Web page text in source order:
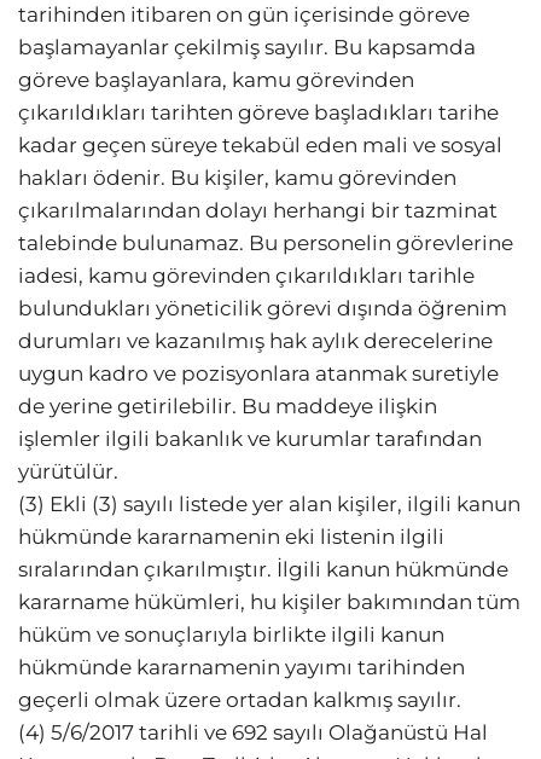
tarihinden itibaren on gün içerisinde göreve
başlamayanlar çekilmiş sayılır. Bu kapsamda
göreve başlayanlara, kamu görevinden
çıkarıldıkları tarihten göreve başladıkları tarihe
kadar geçen süreye tekabül eden mali ve sosyal
hakları ödenir. Bu kişiler, kamu görevinden
çıkarılmalarından dolayı herhangi bir tazminat
talebinde bulunamaz. Bu personelin görevlerine
iadesi, kamu görevinden çıkarıldıkları tarihle
bulundukları yöneticilik görevi dışında öğrenim
durumları ve kazanılmış hak aylık derecelerine
uygun kadro ve pozisyonlara atanmak suretiyle
de yerine getirilebilir. Bu maddeye ilişkin
işlemler ilgili bakanlık ve kurumlar tarafından
yürütülür.
(3) Ekli (3) sayılı listede yer alan kişiler, ilgili kanun
hükmünde kararnamenin eki listenin ilgili
sıralarından çıkarılmıştır. İlgili kanun hükmünde
kararname hükümleri, hu kişiler bakımından tüm
hüküm ve sonuçlarıyla birlikte ilgili kanun
hükmünde kararnamenin yayımı tarihinden
geçerli olmak üzere ortadan kalkmış sayılır.
(4) 5/6/2017 tarihli ve 692 sayılı Olağanüstü Hal